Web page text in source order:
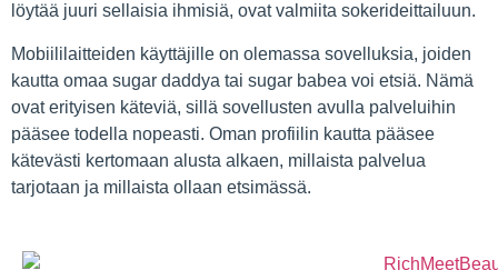
löytää juuri sellaisia ihmisiä, ovat valmiita sokerideittailuun.
Mobiililaitteiden käyttäjille on olemassa sovelluksia, joiden
kautta omaa sugar daddya tai sugar babea voi etsiä. Nämä
ovat erityisen käteviä, sillä sovellusten avulla palveluihin
pääsee todella nopeasti. Oman profiilin kautta pääsee
kätevästi kertomaan alusta alkaen, millaista palvelua
tarjotaan ja millaista ollaan etsimässä.